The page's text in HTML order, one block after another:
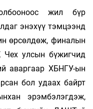
жил бүр
энэхүү тэмцээнд
өрсөлдөж, финалын
Чех улсын бүжиг­чид
аваргаар ХБНГУ-ын
бол удаах байрт
эрэмбэлэгдэж,